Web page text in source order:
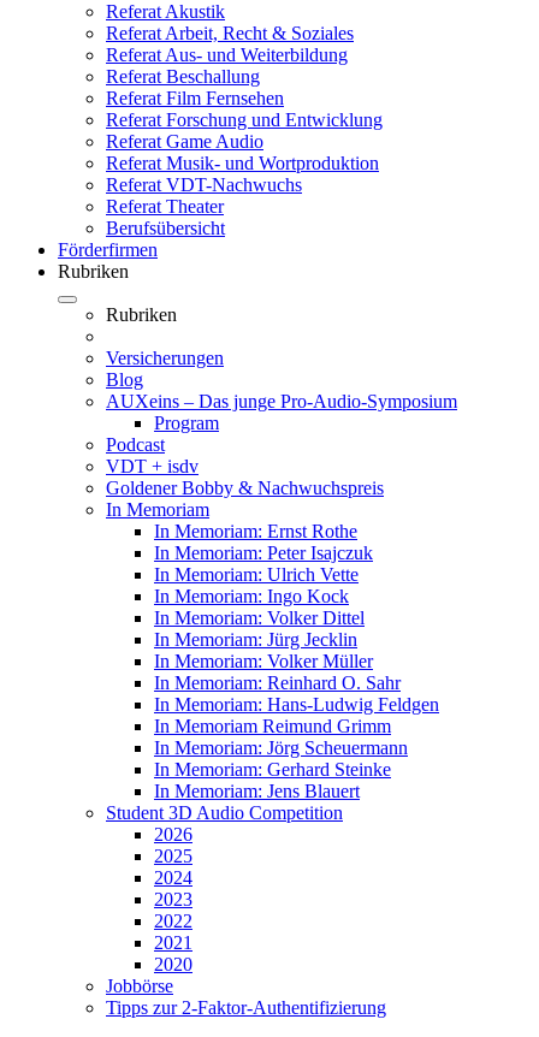
Referat Akustik
Referat Arbeit, Recht & Soziales
Referat Aus- und Weiterbildung
Referat Beschallung
Referat Film Fernsehen
Referat Forschung und Entwicklung
Referat Game Audio
Referat Musik- und Wortproduktion
Referat VDT-Nachwuchs
Referat Theater
Berufsübersicht
Förderfirmen
Rubriken
Rubriken
Versicherungen
Blog
AUXeins – Das junge Pro-Audio-Symposium
Program
Podcast
VDT + isdv
Goldener Bobby & Nachwuchspreis
In Memoriam
In Memoriam: Ernst Rothe
In Memoriam: Peter Isajczuk
In Memoriam: Ulrich Vette
In Memoriam: Ingo Kock
In Memoriam: Volker Dittel
In Memoriam: Jürg Jecklin
In Memoriam: Volker Müller
In Memoriam: Reinhard O. Sahr
In Memoriam: Hans-Ludwig Feldgen
In Memoriam Reimund Grimm
In Memoriam: Jörg Scheuermann
In Memoriam: Gerhard Steinke
In Memoriam: Jens Blauert
Student 3D Audio Competition
2026
2025
2024
2023
2022
2021
2020
Jobbörse
Tipps zur 2-Faktor-Authentifizierung